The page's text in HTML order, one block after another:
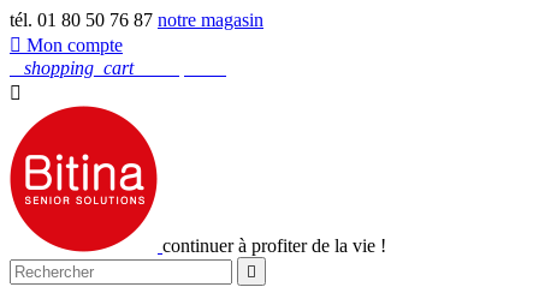
tél. 01 80 50 76 87 notre magasin
 Mon compte
shopping_cart

continuer à profiter de la vie !
